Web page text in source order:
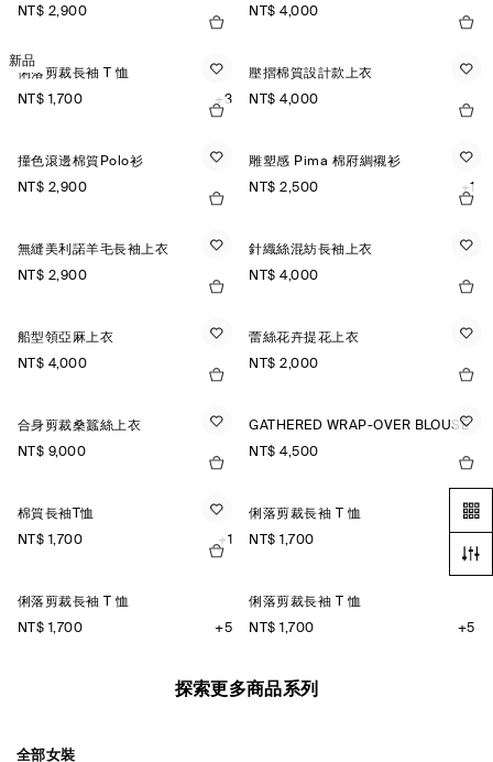
NT$ 2,900
NT$ 4,000
新品
俐落剪裁長袖 T 恤
NT$ 1,700
+3
壓摺棉質設計款上衣
NT$ 4,000
撞色滾邊棉質Polo衫
NT$ 2,900
雕塑感 Pima 棉府綢襯衫
NT$ 2,500
+1
無縫美利諾羊毛長袖上衣
NT$ 2,900
針織絲混紡長袖上衣
NT$ 4,000
船型領亞麻上衣
NT$ 4,000
蕾絲花卉提花上衣
NT$ 2,000
合身剪裁桑蠶絲上衣
NT$ 9,000
GATHERED WRAP-OVER BLOUSE
NT$ 4,500
棉質長袖T恤
NT$ 1,700
+1
俐落剪裁長袖 T 恤
NT$ 1,700
俐落剪裁長袖 T 恤
NT$ 1,700
+5
俐落剪裁長袖 T 恤
NT$ 1,700
+5
探索更多商品系列
全部女裝